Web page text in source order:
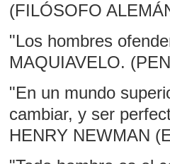
(FILÓSOFO
"Los hombres
MAQUIAVELO.
"En un mundo
cambiar, y ser
HENRY NEWMAN